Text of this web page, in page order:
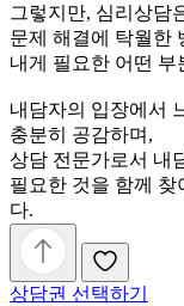
그렇지만, 심리상담
문제 해결에 탁월한
내게 필요한 어떤
내담자의 입장에서
충분히 공감하며,
상담 전문가로서 내
필요한 것을 함께 찾
다.
상담권 선택하기